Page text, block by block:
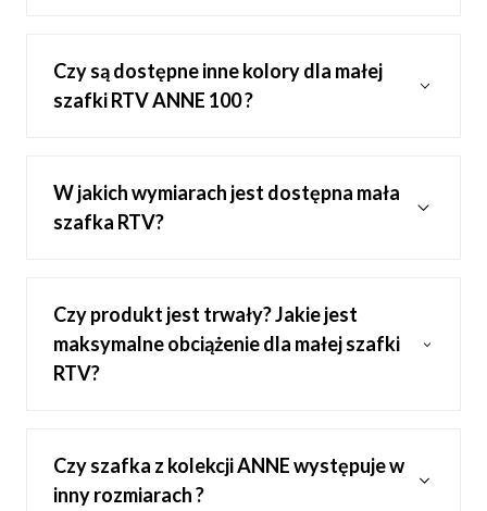
Czy są dostępne inne kolory dla małej
szafki RTV ANNE 100 ?
W jakich wymiarach jest dostępna mała
szafka RTV?
Czy produkt jest trwały? Jakie jest
maksymalne obciążenie dla małej szafki
RTV?
Czy szafka z kolekcji ANNE występuje w
inny rozmiarach ?